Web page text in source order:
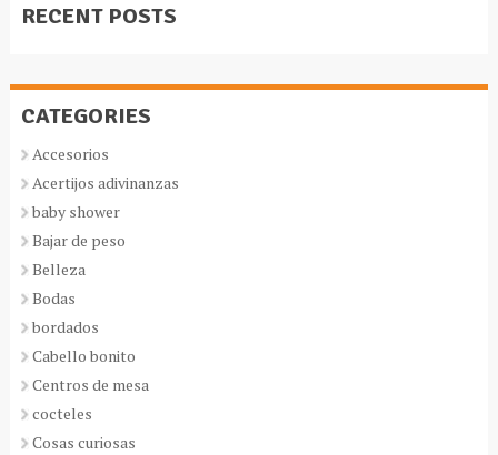
RECENT POSTS
CATEGORIES
Accesorios
Acertijos adivinanzas
baby shower
Bajar de peso
Belleza
Bodas
bordados
Cabello bonito
Centros de mesa
cocteles
Cosas curiosas